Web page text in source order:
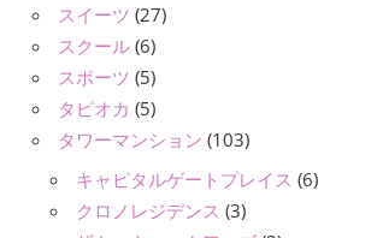
スイーツ (27)
スクール (6)
スポーツ (5)
タピオカ (5)
タワーマンション (103)
キャピタルゲートプレイス (6)
クロノレジデンス (3)